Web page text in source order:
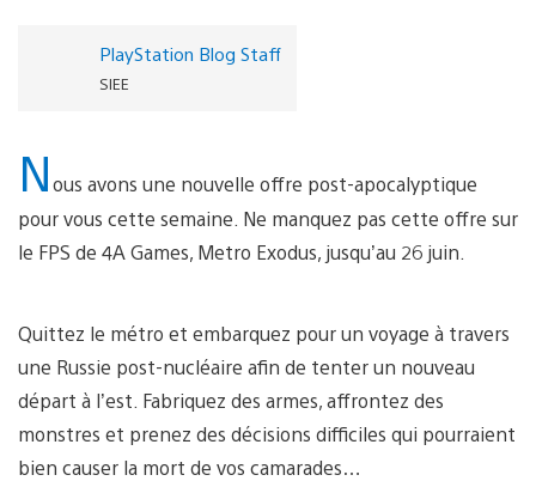
PlayStation Blog Staff
SIEE
Nous avons une nouvelle offre post-apocalyptique
pour vous cette semaine. Ne manquez pas cette offre sur
le FPS de 4A Games, Metro Exodus, jusqu’au 26 juin.
Quittez le métro et embarquez pour un voyage à travers
une Russie post-nucléaire afin de tenter un nouveau
départ à l’est. Fabriquez des armes, affrontez des
monstres et prenez des décisions difficiles qui pourraient
bien causer la mort de vos camarades…